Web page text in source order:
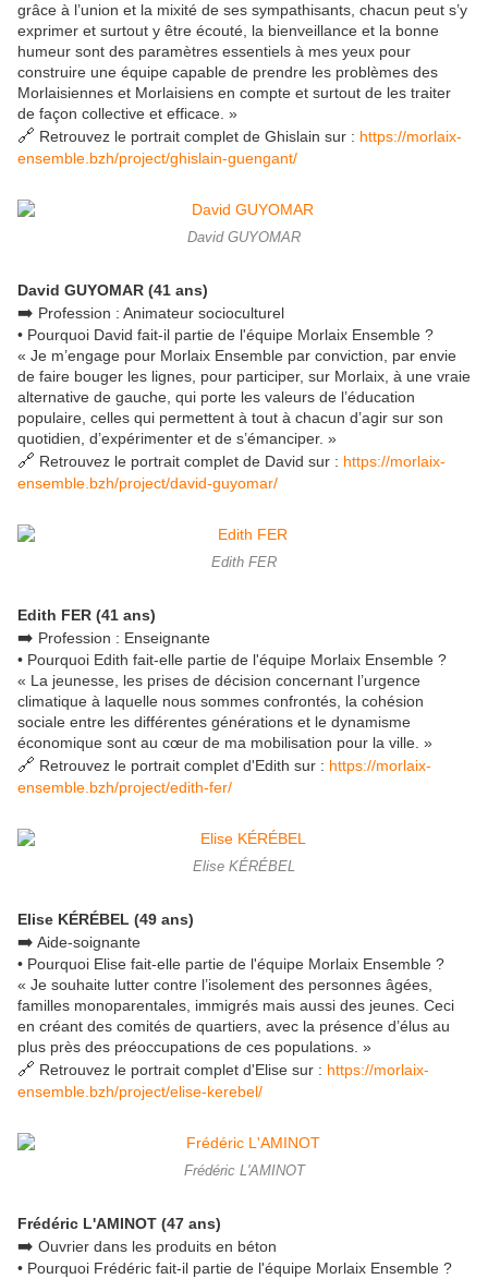
grâce à l’union et la mixité de ses sympathisants, chacun peut s’y
exprimer et surtout y être écouté, la bienveillance et la bonne
humeur sont des paramètres essentiels à mes yeux pour
construire une équipe capable de prendre les problèmes des
Morlaisiennes et Morlaisiens en compte et surtout de les traiter
de façon collective et efficace. »
🔗 Retrouvez le portrait complet de Ghislain sur : https://morlaix-
ensemble.bzh/project/ghislain-guengant/
David GUYOMAR
David GUYOMAR (41 ans)
➡️ Profession : Animateur socioculturel
• Pourquoi David fait-il partie de l'équipe Morlaix Ensemble ?
« Je m’engage pour Morlaix Ensemble par conviction, par envie
de faire bouger les lignes, pour participer, sur Morlaix, à une vraie
alternative de gauche, qui porte les valeurs de l’éducation
populaire, celles qui permettent à tout à chacun d’agir sur son
quotidien, d’expérimenter et de s’émanciper. »
🔗 Retrouvez le portrait complet de David sur : https://morlaix-
ensemble.bzh/project/david-guyomar/
Edith FER
Edith FER (41 ans)
➡️ Profession : Enseignante
• Pourquoi Edith fait-elle partie de l'équipe Morlaix Ensemble ?
« La jeunesse, les prises de décision concernant l’urgence
climatique à laquelle nous sommes confrontés, la cohésion
sociale entre les différentes générations et le dynamisme
économique sont au cœur de ma mobilisation pour la ville. »
🔗 Retrouvez le portrait complet d'Edith sur : https://morlaix-
ensemble.bzh/project/edith-fer/
Elise KÉRÉBEL
Elise KÉRÉBEL (49 ans)
➡️ Aide-soignante
• Pourquoi Elise fait-elle partie de l'équipe Morlaix Ensemble ?
« Je souhaite lutter contre l’isolement des personnes âgées,
familles monoparentales, immigrés mais aussi des jeunes. Ceci
en créant des comités de quartiers, avec la présence d’élus au
plus près des préoccupations de ces populations. »
🔗 Retrouvez le portrait complet d'Elise sur : https://morlaix-
ensemble.bzh/project/elise-kerebel/
Frédéric L'AMINOT
Frédéric L'AMINOT (47 ans)
➡️ Ouvrier dans les produits en béton
• Pourquoi Frédéric fait-il partie de l'équipe Morlaix Ensemble ?